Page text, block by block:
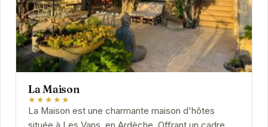
La Maison
★★★★★
La Maison est une charmante maison d'hôtes